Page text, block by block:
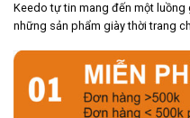
Keedo tự tin mang đến một
những sản phẩm giày thời trang